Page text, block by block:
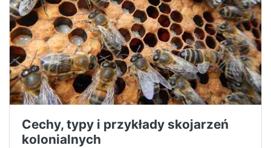
Cechy, typy i przykłady skojarzeń
kolonialnych